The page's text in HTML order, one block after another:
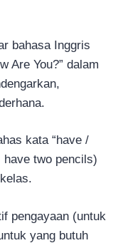
bahasa Inggris
Are You?” dalam
kata “have /
have two pencils)
pengayaan (untuk
yang butuh